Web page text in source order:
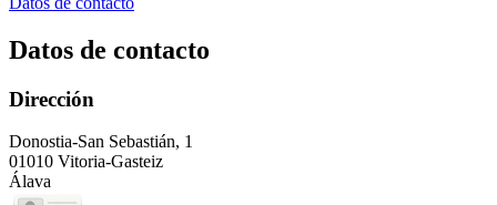
Datos de contacto
Dirección
Donostia-San Sebastián, 1
01010 Vitoria-Gasteiz
Álava